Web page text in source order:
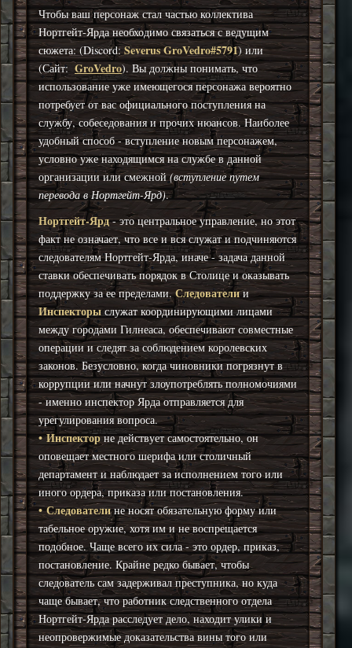
Чтобы ваш персонаж стал частью коллектива
Нортгейт-Ярда необходимо связаться с ведущим
сюжета: (Discord:Severus GroVedro#5791) или
(Сайт: GroVedro). Вы должны понимать, что
использование уже имеющегося персонажа вероятно
потребует от вас официального поступления на
службу, собеседования и прочих нюансов. Наиболее
удобный способ - вступление новым персонажем,
условно уже находящимся на службе в данной
организации или смежной(вступление путем
перевода в Нортгейт-Ярд).
Нортгейт-Ярд- это центральное управление, но этот
факт не означает, что все и вся служат и подчиняются
следователям Нортгейт-Ярда, иначе - задача данной
ставки обеспечивать порядок в Столице и оказывать
поддержку за ее пределами.Следователии
Инспекторыслужат координирующими лицами
между городами Гилнеаса, обеспечивают совместные
операции и следят за соблюдением королевских
законов. Безусловно, когда чиновники погрязнут в
коррупции или начнут злоупотреблять полномочиями
- именно инспектор Ярда отправляется для
урегулирования вопроса.
•Инспекторне действует самостоятельно, он
оповещает местного шерифа или столичный
департамент и наблюдает за исполнением того или
иного ордера, приказа или постановления.
•Следователине носят обязательную форму или
табельное оружие,хотя им и не воспрещается
подобное. Чаще всего их сила - это ордер, приказ,
постановление. Крайне редко бывает, чтобы
следователь сам задерживал преступника, но куда
чаще бывает, что работник следственного отдела
Нортгейт-Ярда расследует дело, находит улики и
неопровержимые доказательства вины того или